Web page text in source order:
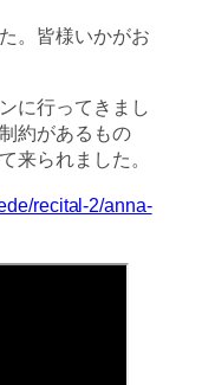
。皆様いかがお
に行ってきまし
約があるもの
来られました。
recital-2/anna-